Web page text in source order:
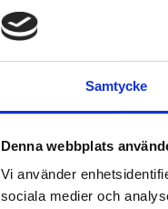
Samtycke
Denna webbplats
Vi använder
sociala medier och